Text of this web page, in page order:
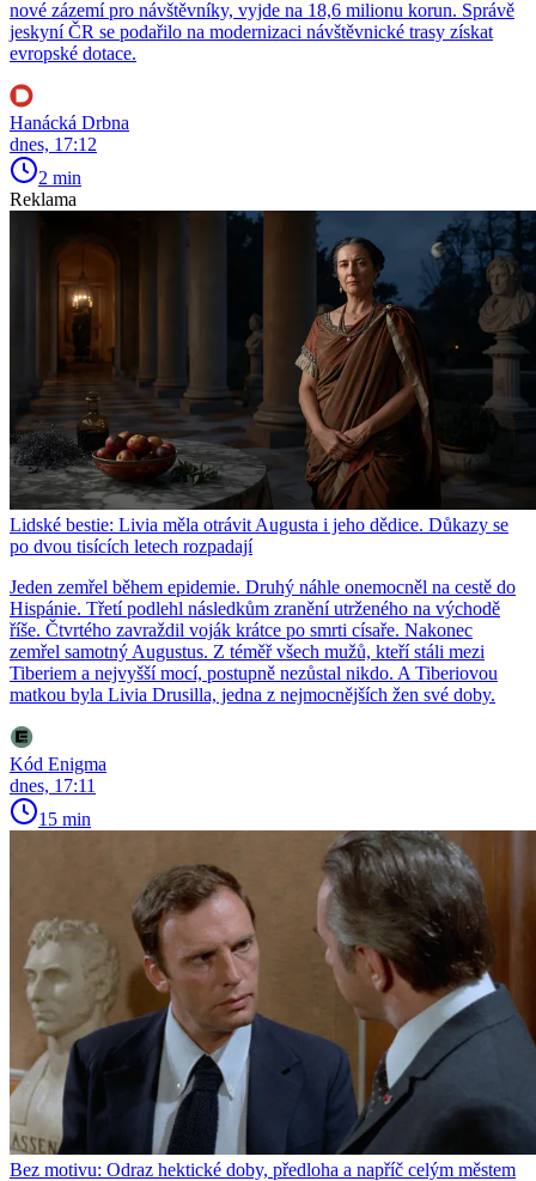
nové zázemí pro návštěvníky, vyjde na 18,6 milionu korun. Správě
jeskyní ČR se podařilo na modernizaci návštěvnické trasy získat
evropské dotace.
Hanácká Drbna
dnes, 17:12
2 min
Reklama
Lidské bestie: Livia měla otrávit Augusta i jeho dědice. Důkazy se
po dvou tisících letech rozpadají
Jeden zemřel během epidemie. Druhý náhle onemocněl na cestě do
Hispánie. Třetí podlehl následkům zranění utrženého na východě
říše. Čtvrtého zavraždil voják krátce po smrti císaře. Nakonec
zemřel samotný Augustus. Z téměř všech mužů, kteří stáli mezi
Tiberiem a nejvyšší mocí, postupně nezůstal nikdo. A Tiberiovou
matkou byla Livia Drusilla, jedna z nejmocnějších žen své doby.
Kód Enigma
dnes, 17:11
15 min
Bez motivu: Odraz hektické doby, předloha a napříč celým městem